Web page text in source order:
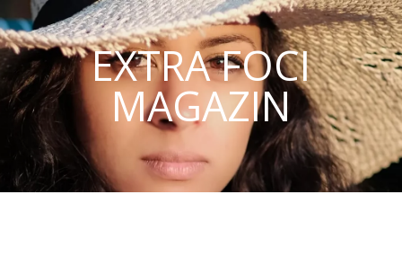
EXTRA FOCI
MAGAZIN